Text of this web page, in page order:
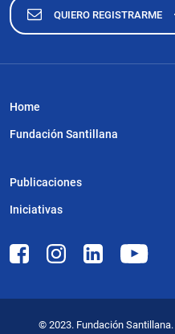
QUIERO REGISTRARME
Home
Fundación Santillana
Publicaciones
Iniciativas
© 2023. Fundación